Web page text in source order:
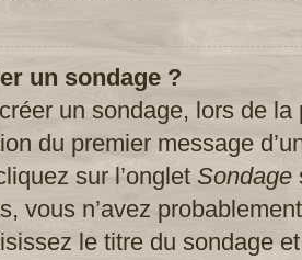
un sondage ?
un sondage, lors de la
du premier message
sur l’onglet Sondage
vous n’avez
le titre du sondage